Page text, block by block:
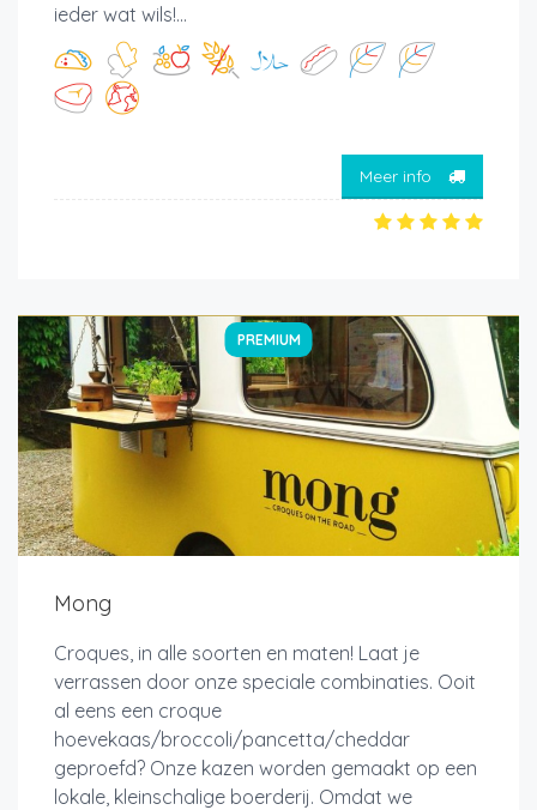
ieder wat wils!...
Meer info
PREMIUM
Mong
Croques, in alle soorten en maten! Laat je
verrassen door onze speciale combinaties. Ooit
al eens een croque
hoevekaas/broccoli/pancetta/cheddar
geproefd? Onze kazen worden gemaakt op een
lokale, kleinschalige boerderij. Omdat we